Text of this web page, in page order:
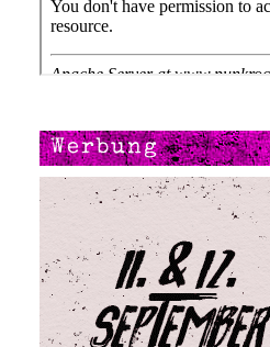
Werbung